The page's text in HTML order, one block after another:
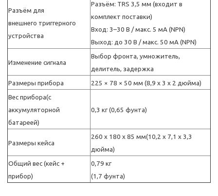
Разъём для
внешнего триггерного
устройства
Разъём: TRS 3,5 мм (входит в
комплект поставки)
Вход: 3–30 В / макс. 5 мА (NPN)
Выход: до 30 В / макс. 50 мА (NPN)
Изменение сигнала
Выбор фронта, умножитель,
делитель, задержка
Размеры прибора
225 × 78 × 50 мм (8,9 x 3 x 2 дюйма)
Вес прибора(с
аккумуляторной
батареей)
0,3 кг (0,65 фунта)
Размеры кейса
260 x 180 x 85 мм(10,2 x 7,1 x 3,3
дюйма)
Общий вес (кейс +
прибор)
0,79 кг
(1,7 фунта)